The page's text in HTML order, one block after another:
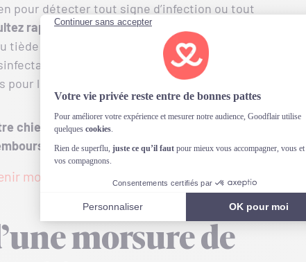
pour détecter tout signe d’infection ou tout
rapidement un vétérinaire
tiède et du savon doux afin de diminuer le risque
sans l’avis d’un vétérinaire, car certains
les plaies des animaux.
chien ?Découvrez Goodflair, la mutuelle animale au
en 48h.
mon tarif en 1 min
morsure de